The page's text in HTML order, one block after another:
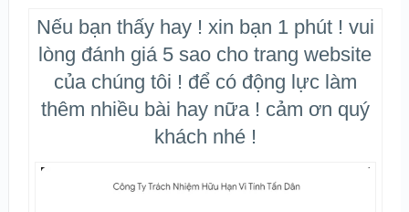
Nếu bạn thấy hay ! xin bạn 1 phút ! vui
lòng đánh giá 5 sao cho trang website
của chúng tôi ! để có động lực làm
thêm nhiều bài hay nữa ! cảm ơn quý
khách nhé !